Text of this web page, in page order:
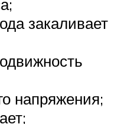
закаливает
напряжения;